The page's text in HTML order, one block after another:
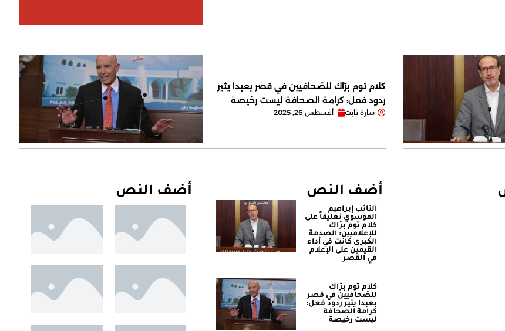
كلام توم برّاك للصّحافيين في قصر بعبدا يثير
ردود فعل: كرامة الصحافة ليست رخيصة
سارة تابت أغسطس 26, 2025
أضف النص
النائب إبراهيم
الموسوي تعليقاً على
كلام توم برّاك
للإعلاميين: الصدمة
الكبرى كانت في أداء
القيمين على ‏الإعلام
في القصر
كلام توم برّاك
للصّحافيين في قصر
بعبدا يثير ردود فعل:
كرامة الصحافة
ليست رخيصة
أضف النص